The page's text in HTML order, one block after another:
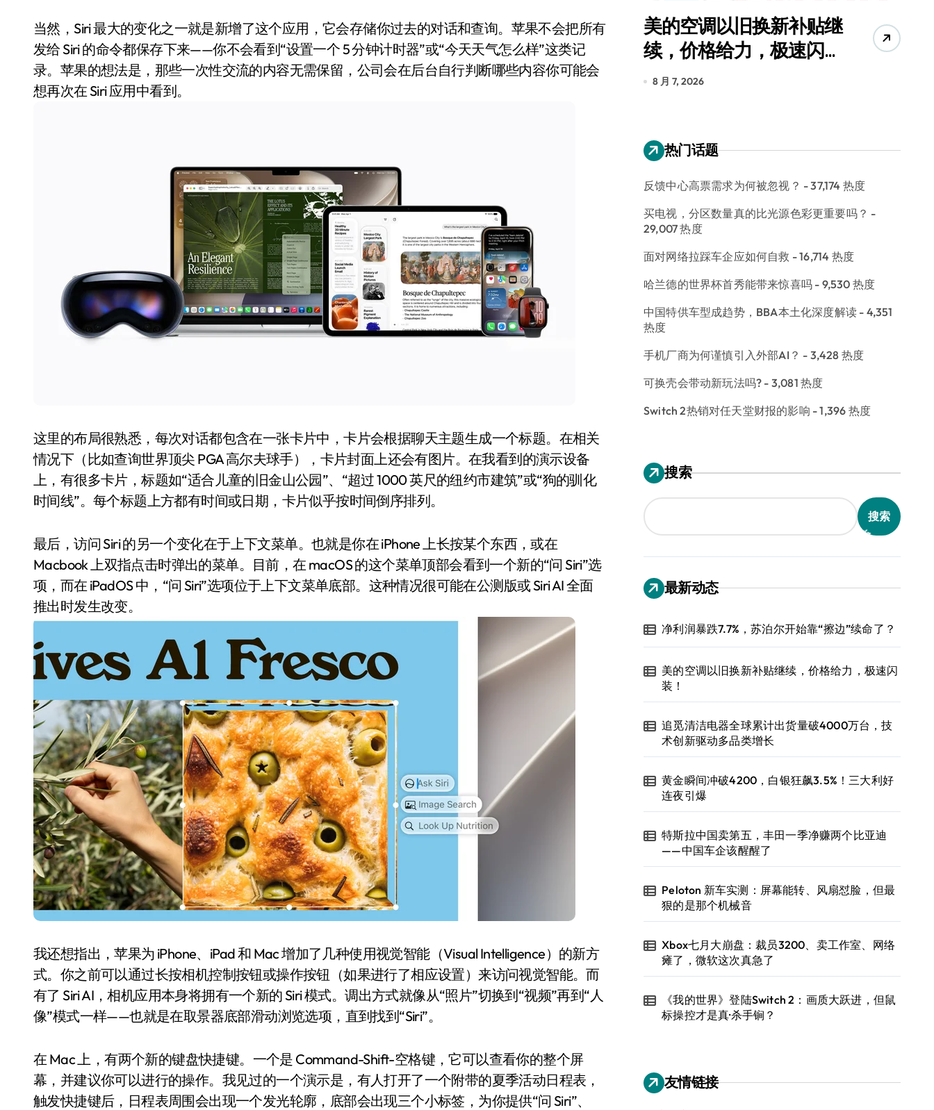
当然，Siri 最大的变化之一就是新增了这个应用，它会存储你过去的对话和查询。苹果不会把所有
发给 Siri 的命令都保存下来——你不会看到“设置一个 5 分钟计时器”或“今天天气怎么样”这类记
录。苹果的想法是，那些一次性交流的内容无需保留，公司会在后台自行判断哪些内容你可能会
想再次在 Siri 应用中看到。
这里的布局很熟悉，每次对话都包含在一张卡片中，卡片会根据聊天主题生成一个标题。在相关
情况下（比如查询世界顶尖 PGA 高尔夫球手），卡片封面上还会有图片。在我看到的演示设备
上，有很多卡片，标题如“适合儿童的旧金山公园”、“超过 1000 英尺的纽约市建筑”或“狗的驯化
时间线”。每个标题上方都有时间或日期，卡片似乎按时间倒序排列。
最后，访问 Siri 的另一个变化在于上下文菜单。也就是你在 iPhone 上长按某个东西，或在
Macbook 上双指点击时弹出的菜单。目前，在 macOS 的这个菜单顶部会看到一个新的“问 Siri”选
项，而在 iPadOS 中，“问 Siri”选项位于上下文菜单底部。这种情况很可能在公测版或 Siri AI 全面
推出时发生改变。
我还想指出，苹果为 iPhone、iPad 和 Mac 增加了几种使用视觉智能（Visual Intelligence）的新方
式。你之前可以通过长按相机控制按钮或操作按钮（如果进行了相应设置）来访问视觉智能。而
有了 Siri AI，相机应用本身将拥有一个新的 Siri 模式。调出方式就像从“照片”切换到“视频”再到“人
像”模式一样——也就是在取景器底部滑动浏览选项，直到找到“Siri”。
在 Mac 上，有两个新的键盘快捷键。一个是 Command-Shift-空格键，它可以查看你的整个屏
幕，并建议你可以进行的操作。我见过的一个演示是，有人打开了一个附带的夏季活动日程表，
触发快捷键后，日程表周围会出现一个发光轮廓，底部会出现三个小标签，为你提供“问 Siri”、
追觅、石头科技注意：你
们的扫地机已被美国认定
为“战略武器”
7 月 30, 2026
净利润暴跌7.7%，苏泊尔
开始靠“擦边”续命了？
8 月 7, 2026
美的空调以旧换新补贴继
续，价格给力，极速闪
装！
8 月 7, 2026
热门话题
反馈中心高票需求为何被忽视？ - 37,174 热度
买电视，分区数量真的比光源色彩更重要吗？ -
29,007 热度
面对网络拉踩车企应如何自救 - 16,714 热度
哈兰德的世界杯首秀能带来惊喜吗 - 9,530 热度
中国特供车型成趋势，BBA本土化深度解读 - 4,351
热度
手机厂商为何谨慎引入外部AI？ - 3,428 热度
可换壳会带动新玩法吗? - 3,081 热度
Switch 2热销对任天堂财报的影响 - 1,396 热度
搜索
搜索
最新动态
净利润暴跌7.7%，苏泊尔开始靠“擦边”续命了？
美的空调以旧换新补贴继续，价格给力，极速闪
装！
追觅清洁电器全球累计出货量破4000万台，技
术创新驱动多品类增长
黄金瞬间冲破4200，白银狂飙3.5%！三大利好
连夜引爆
特斯拉中国卖第五，丰田一季净赚两个比亚迪
——中国车企该醒醒了
Peloton 新车实测：屏幕能转、风扇怼脸，但最
狠的是那个机械音
Xbox七月大崩盘：裁员3200、卖工作室、网络
瘫了，微软这次真急了
《我的世界》登陆Switch 2：画质大跃进，但鼠
标操控才是真·杀手锏？
友情链接